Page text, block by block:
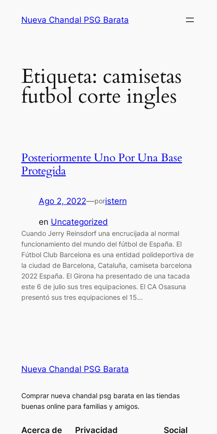
Nueva Chandal PSG Barata
Etiqueta: camisetas
futbol corte ingles
Posteriormente Uno Por Una Base
Protegida
Ago 2, 2022—poristern
en Uncategorized
Cuando Jerry Reinsdorf una encrucijada al normal
funcionamiento del mundo del fútbol de España. El
Fútbol Club Barcelona es una entidad polideportiva de
la ciudad de Barcelona, Cataluña, camiseta barcelona
2022 España. El Girona ha presentado de una tacada
este 6 de julio sus tres equipaciones. El CA Osasuna
presentó sus tres equipaciones el 15…
Nueva Chandal PSG Barata
Comprar nueva chandal psg barata en las tiendas
buenas online para familias y amigos.
Acerca de Privacidad Social